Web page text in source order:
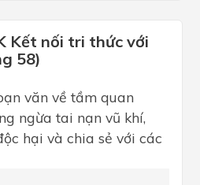
Kết nối tri thức với
58)
văn về tầm quan
ngừa tai nạn vũ khí,
hại và chia sẻ với các